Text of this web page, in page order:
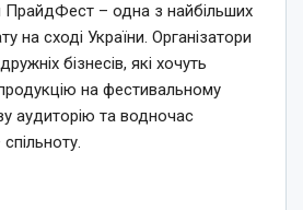
ПрайдФест – одна з найбільших
на сході України. Організатори
бізнесів, які хочуть
на фестивальному
аудиторію та водночас